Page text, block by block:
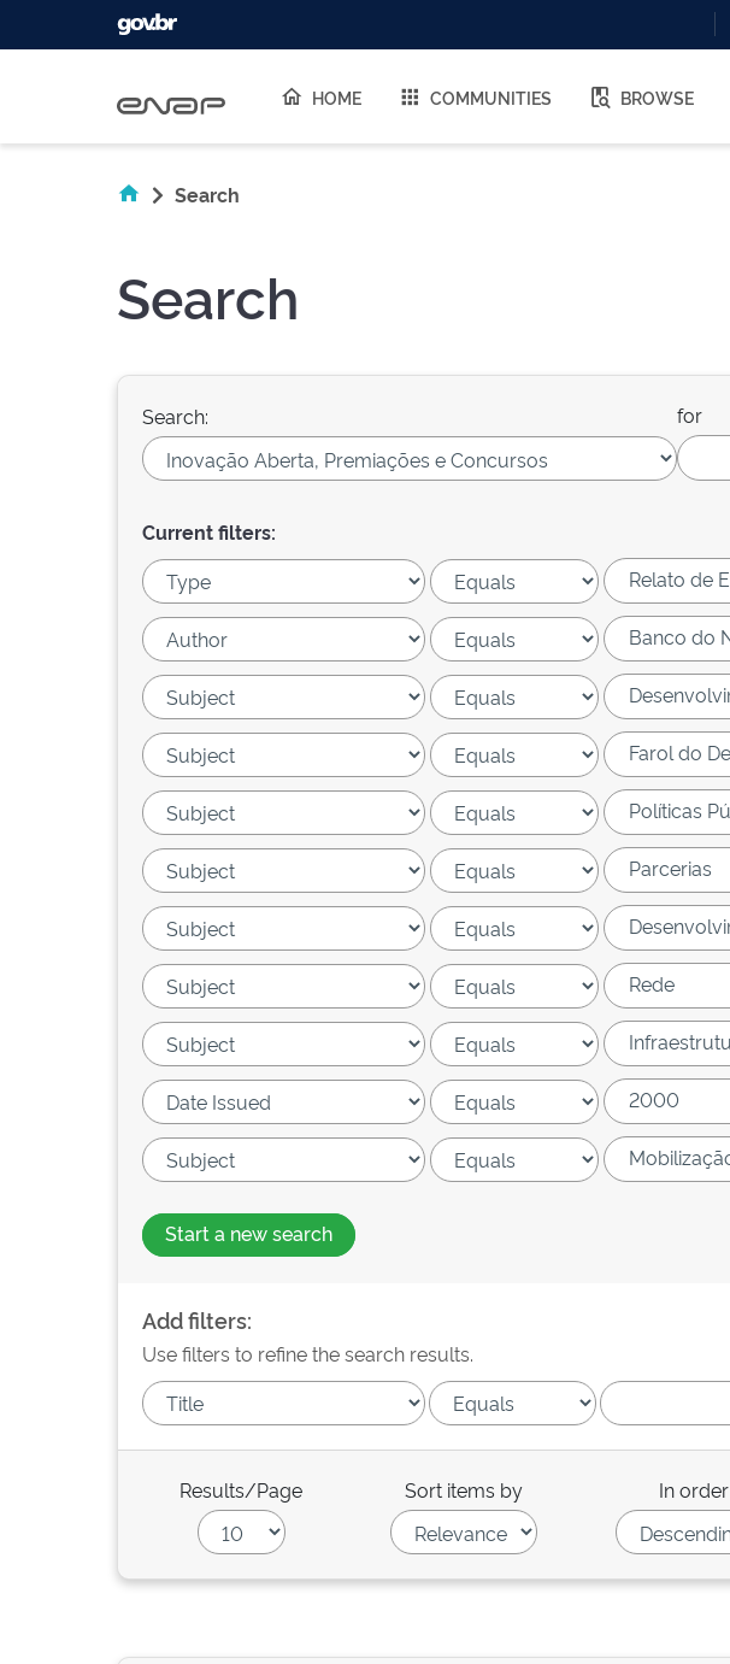
HOME COMMUNITIES BROWSE
Search
Search
Search: for
Current filters:
Start a new search
Add filters:
Use filters to refine the search results.
Results/Page Sort items by In order